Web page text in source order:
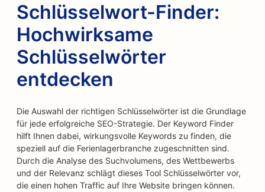
Schlüsselwort-Finder:
Hochwirksame
Schlüsselwörter
entdecken
Die Auswahl der richtigen Schlüsselwörter ist die Grundlage
für jede erfolgreiche SEO-Strategie. Der Keyword Finder
hilft Ihnen dabei, wirkungsvolle Keywords zu finden, die
speziell auf die Ferienlagerbranche zugeschnitten sind.
Durch die Analyse des Suchvolumens, des Wettbewerbs
und der Relevanz schlägt dieses Tool Schlüsselwörter vor,
die einen hohen Traffic auf Ihre Website bringen können.